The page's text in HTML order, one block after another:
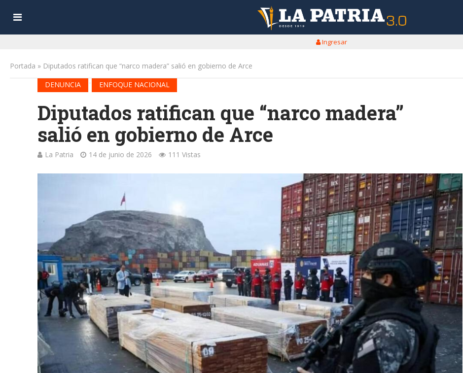
Ingresar
Portada » Diputados ratifican que “narco madera” salió en gobierno de Arce
DENUNCIA
ENFOQUE NACIONAL
Diputados ratifican que “narco madera”
salió en gobierno de Arce
La Patria 14 de junio de 2026 111 Vistas